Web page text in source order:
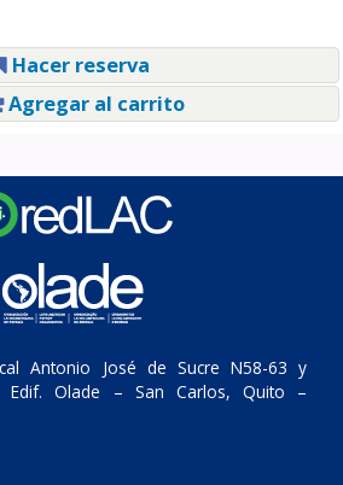
Hacer reserva
Agregar al carrito
Antonio José de Sucre N58-63 y
Edif. Olade – San Carlos, Quito –